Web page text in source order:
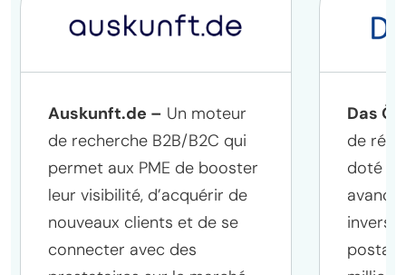
Auskunft.de – Un moteur
de recherche B2B/B2C qui
permet aux PME de booster
leur visibilité, d’acquérir de
nouveaux clients et de se
connecter avec des
Das
de
doté
postal)